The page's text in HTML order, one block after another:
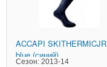
ACCAPI SKITHERMICJR
blue (синий)
Сезон: 2013-14